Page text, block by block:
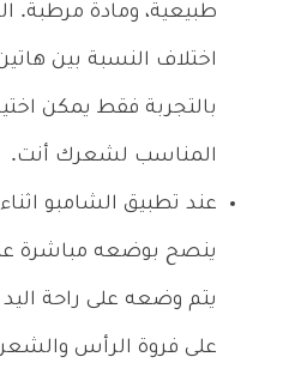
طبيعية، ومادة مرطبة.
اختلاف النسبة بين
بالتجربة فقط يمكن
المناسب لشعرك أنت.
عند تطبيق الشامبو
ينصح بوضعه مباشرة
يتم وضعه على راحة
على فروة الرأس